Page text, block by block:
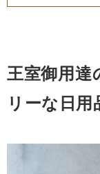
王室御用達
リーな日